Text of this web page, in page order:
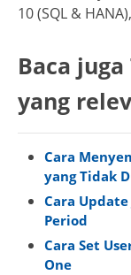
10 (SQL &
Baca juga
yang
Cara
yang Tidak
Cara
Period
Cara Set
One